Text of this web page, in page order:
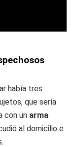
había tres
que sería
con un arma
al domicilio e